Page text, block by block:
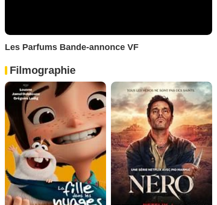
Les Parfums Bande-annonce VF
Filmographie